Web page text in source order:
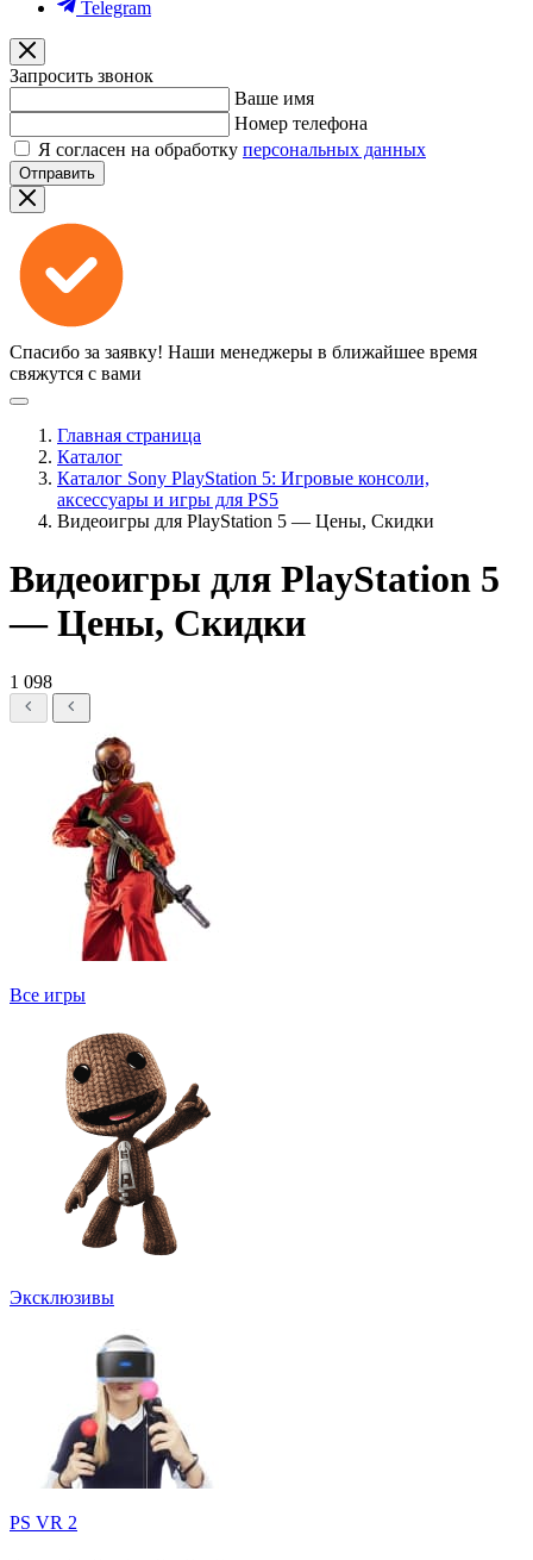
Telegram
Запросить звонок
Ваше имя
Номер телефона
Я согласен на обработку персональных данных
Отправить
Спасибо за заявку! Наши менеджеры в ближайшее время
свяжутся с вами
Главная страница
Каталог
Каталог Sony PlayStation 5: Игровые консоли,
аксессуары и игры для PS5
Видеоигры для PlayStation 5 — Цены, Скидки
Видеоигры для PlayStation 5
— Цены, Скидки
1 098
Все игры
Эксклюзивы
PS VR 2